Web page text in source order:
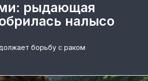
рыдающая
налысо
борьбу с раком